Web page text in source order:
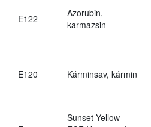
E122
Azorubin,
karmazsin
E120 Kárminsav, kármin
Sunset Yellow